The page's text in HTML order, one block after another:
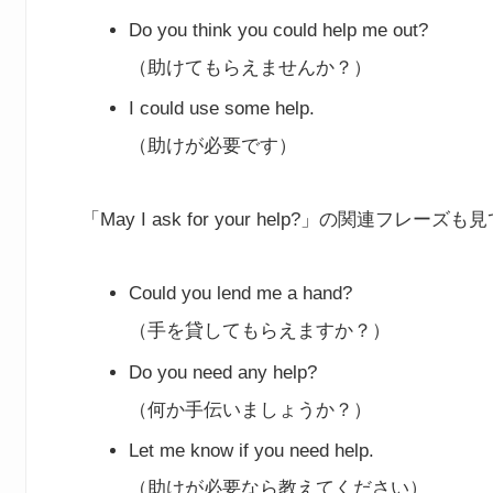
Do you think you could help me out?
（助けてもらえませんか？）
I could use some help.
（助けが必要です）
「May I ask for your help?」の関連フレーズも見
Could you lend me a hand?
（手を貸してもらえますか？）
Do you need any help?
（何か手伝いましょうか？）
Let me know if you need help.
（助けが必要なら教えてください）